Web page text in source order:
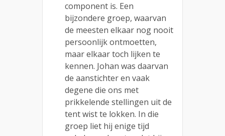
component is. Een
bijzondere groep, waarvan
de meesten elkaar nog nooit
persoonlijk ontmoetten,
maar elkaar toch lijken te
kennen. Johan was daarvan
de aanstichter en vaak
degene die ons met
prikkelende stellingen uit de
tent wist te lokken. In die
groep liet hij enige tijd